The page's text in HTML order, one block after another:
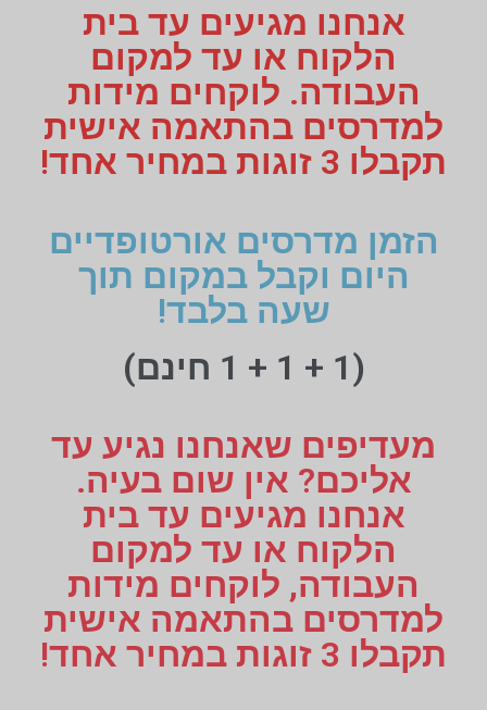
אנחנו מגיעים עד בית
הלקוח או עד למקום
העבודה. לוקחים מידות
למדרסים בהתאמה אישית
תקבלו 3 זוגות במחיר אחד!
הזמן מדרסים אורטופדיים
היום וקבל במקום תוך
שעה בלבד!
(1 + 1 + 1 חינם)
מעדיפים שאנחנו נגיע עד
אליכם? אין שום בעיה.
אנחנו מגיעים עד בית
הלקוח או עד למקום
העבודה, לוקחים מידות
למדרסים בהתאמה אישית
תקבלו 3 זוגות במחיר אחד!